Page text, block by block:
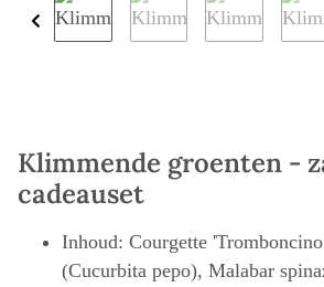
Klimmende groenten -
cadeauset
Inhoud: Courgette
(Cucurbita pepo), Malabar